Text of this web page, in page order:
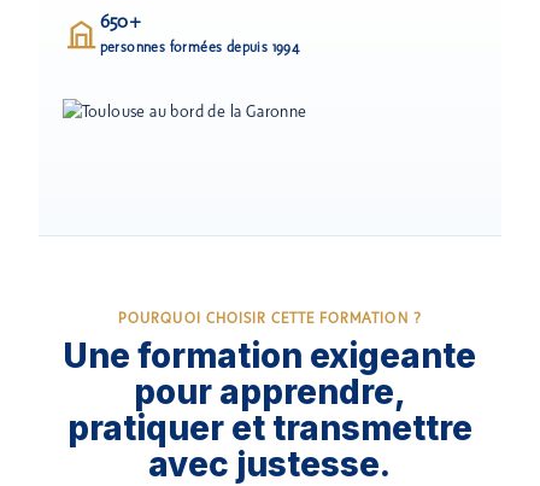
650+
personnes formées depuis 1994
POURQUOI CHOISIR CETTE FORMATION ?
Une formation exigeante
pour apprendre,
pratiquer et transmettre
avec justesse.